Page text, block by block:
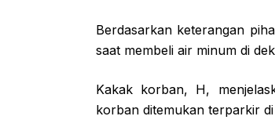
Berdasarkan keterangan
saat membeli air minum di
Kakak korban, H,
korban ditemukan terparkir